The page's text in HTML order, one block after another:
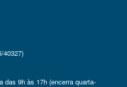
40327)
das 9h às 17h (encerra quarta-